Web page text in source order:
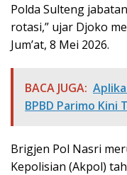
Polda Sulteng
rotasi,” ujar Djoko
Jum’at, 8 Mei 2026.
BACA JUGA:
BPBD Parimo Kini
Brigjen Pol Nasri
Kepolisian (Akpol)